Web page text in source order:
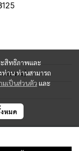
125
ะสิทธิภาพและ
ท่าน ท่านสามารถ
มเป็นส่วนตัว และ
หมด